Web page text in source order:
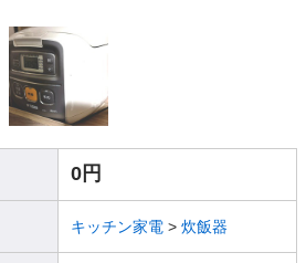
0円
キッチン家電 > 炊飯器